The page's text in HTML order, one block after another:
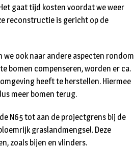
gaat tijd kosten voordat we weer
reconstructie is gericht op de
ook naar andere aspecten rondom
bomen compenseren, worden er ca.
heeft te herstellen. Hiermee
meer bomen terug.
N65 tot aan de projectgrens bij de
graslandmengsel. Deze
zoals bijen en vlinders.